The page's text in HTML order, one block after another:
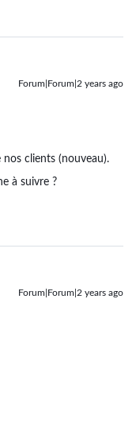
Forum|Forum|2 years ago
clients (nouveau).
à suivre ?
Forum|Forum|2 years ago